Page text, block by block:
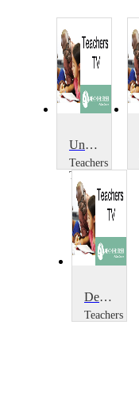
Underachieving Boys: The Gender Debate
Teachers
TV
Teachers
TV
Dealing with Race
Teachers